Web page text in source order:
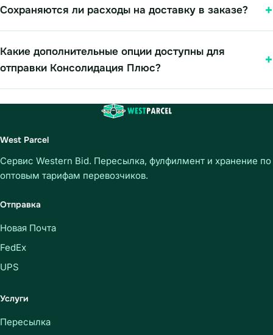
Сохраняются ли расходы на доставку в заказе?
Какие дополнительные опции доступны для
отправки Консолидация Плюс?
West Parcel
Сервис Western Bid. Пересылка, фулфилмент и хранение по
оптовым тарифам перевозчиков.
Отправка
Новая Почта
FedEx
UPS
Услуги
Пересылка